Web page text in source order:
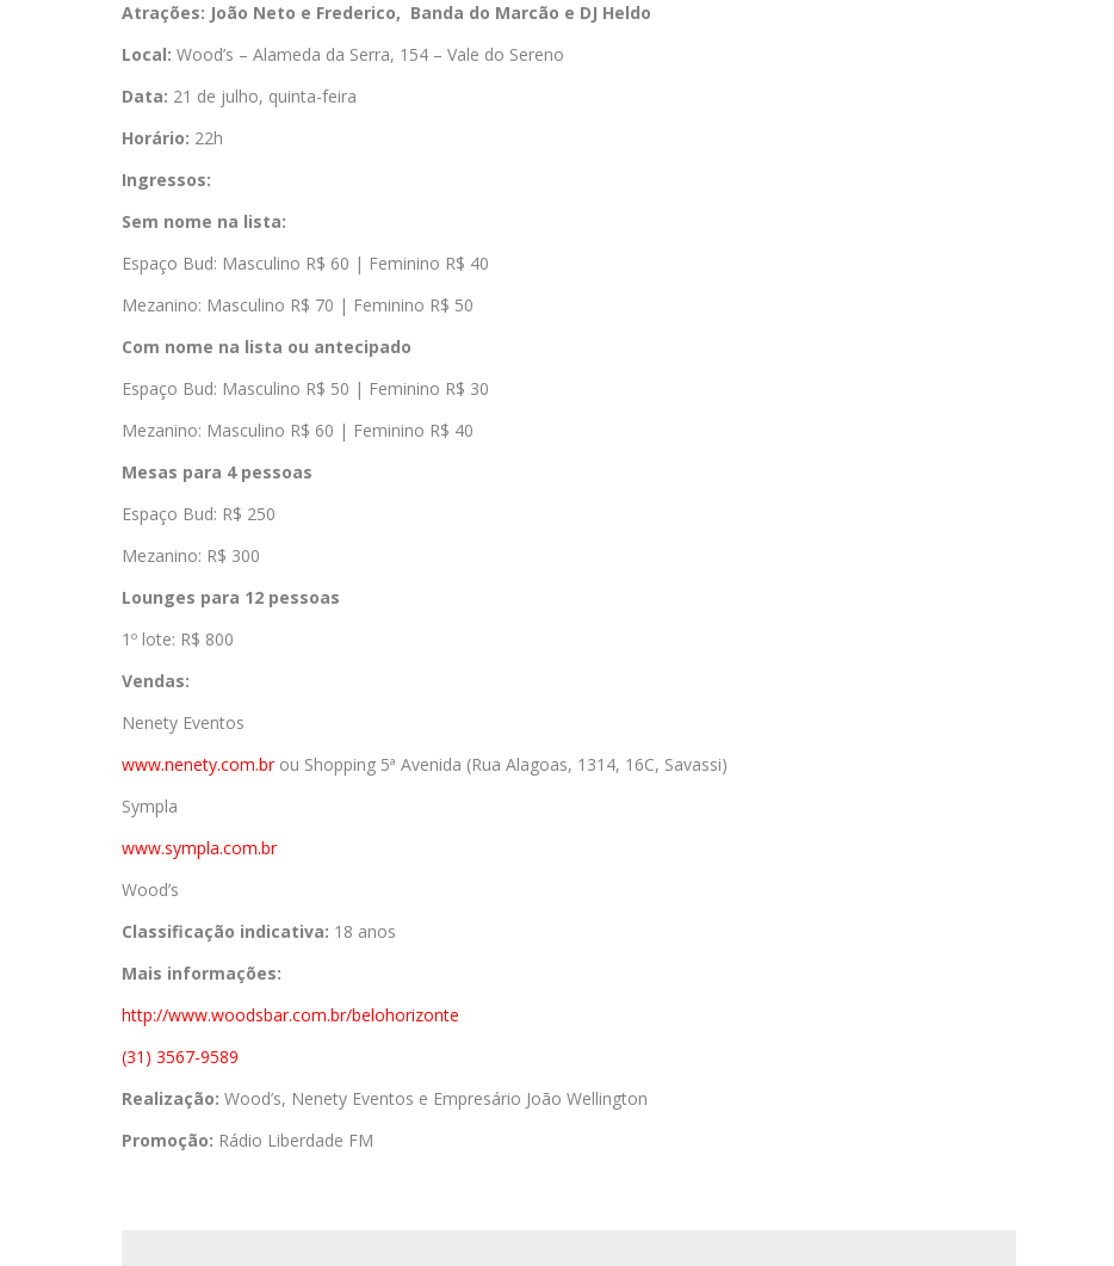
Atrações: João Neto e Frederico, Banda do Marcão e DJ Heldo
Local: Wood’s – Alameda da Serra, 154 – Vale do Sereno
Data: 21 de julho, quinta-feira
Horário: 22h
Ingressos:
Sem nome na lista:
Espaço Bud: Masculino R$ 60 | Feminino R$ 40
Mezanino: Masculino R$ 70 | Feminino R$ 50
Com nome na lista ou antecipado
Espaço Bud: Masculino R$ 50 | Feminino R$ 30
Mezanino: Masculino R$ 60 | Feminino R$ 40
Mesas para 4 pessoas
Espaço Bud: R$ 250
Mezanino: R$ 300
Lounges para 12 pessoas
1º lote: R$ 800
Vendas:
Nenety Eventos
www.nenety.com.brou Shopping 5ª Avenida (Rua Alagoas, 1314, 16C, Savassi)
Sympla
www.sympla.com.br
Wood’s
Classificação indicativa: 18 anos
Mais informações:
http://www.woodsbar.com.br/belohorizonte
(31) 3567-9589
Realização: Wood’s, Nenety Eventos e Empresário João Wellington
Promoção: Rádio Liberdade FM